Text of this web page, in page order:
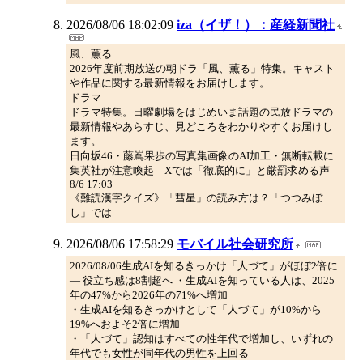
2026/08/06 18:02:09 iza（イザ！）：産経新聞社
風、薫る
2026年度前期放送の朝ドラ「風、薫る」特集。キャスト
や作品に関する最新情報をお届けします。
ドラマ
ドラマ特集。日曜劇場をはじめいま話題の民放ドラマの
最新情報やあらすじ、見どころをわかりやすくお届けし
ます。
日向坂46・藤嶌果歩の写真集画像のAI加工・無断転載に
集英社が注意喚起 Xでは「徹底的に」と厳罰求める声
8/6 17:03
《難読漢字クイズ》「彗星」の読み方は？「つつみぼ
し」では
2026/08/06 17:58:29 モバイル社会研究所
2026/08/06生成AIを知るきっかけ「人づて」がほぼ2倍に
― 役立ち感は8割超へ ・生成AIを知っている人は、2025
年の47%から2026年の71%へ増加
・生成AIを知るきっかけとして「人づて」が10%から
19%へおよそ2倍に増加
・「人づて」認知はすべての性年代で増加し、いずれの
年代でも女性が同年代の男性を上回る